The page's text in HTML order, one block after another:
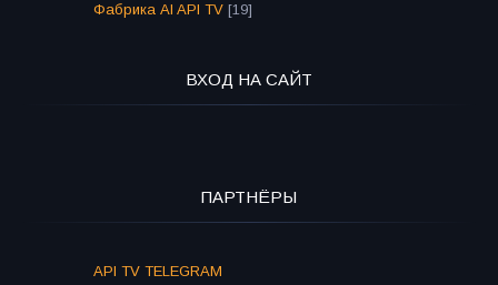
Фабрика AI API TV [19]
ВХОД НА САЙТ
ПАРТНЁРЫ
API TV TELEGRAM